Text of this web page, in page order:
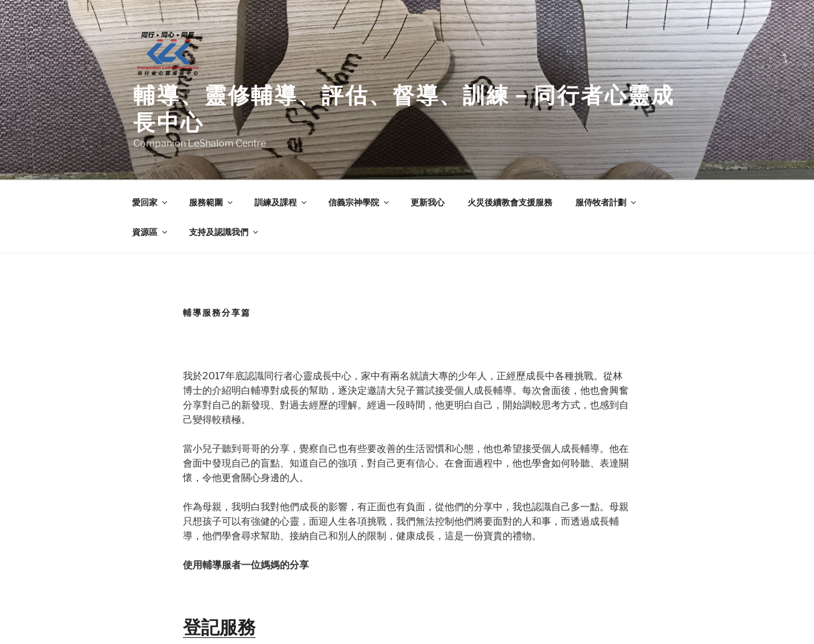
Skip
to
content
輔導、靈修輔導、評估、督導、訓練－同行者心靈成
長中心
Companion LeShalom Centre
愛回家 服務範圍 訓練及課程 信義宗神學院 更新我心 火災後續教會支援服務 服侍牧者計劃
資源區 支持及認識我們
輔導服務分享篇
我於2017年底認識同行者心靈成長中心，家中有兩名就讀大專的少年人，正經歷成長中各種挑戰。從林
博士的介紹明白輔導對成長的幫助，逐決定邀請大兒子嘗試接受個人成長輔導。每次會面後，他也會興奮
分享對自己的新發現、對過去經歷的理解。經過一段時間，他更明白自己，開始調較思考方式，也感到自
己變得較積極。
當小兒子聽到哥哥的分享，覺察自己也有些要改善的生活習慣和心態，他也希望接受個人成長輔導。他在
會面中發現自己的盲點、知道自己的強項，對自己更有信心。在會面過程中，他也學會如何聆聽、表達關
懷，令他更會關心身邊的人。
作為母親，我明白我對他們成長的影響，有正面也有負面，從他們的分享中，我也認識自己多一點。母親
只想孩子可以有強健的心靈，面迎人生各項挑戰，我們無法控制他們將要面對的人和事，而透過成長輔
導，他們學會尋求幫助、接納自己和別人的限制，健康成長，這是一份寶貴的禮物。
使用輔導服者一位媽媽的分享
登記服務